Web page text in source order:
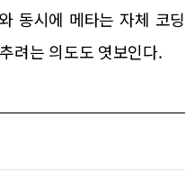
동시에 메타는 자체 코딩
려는 의도도 엿보인다.